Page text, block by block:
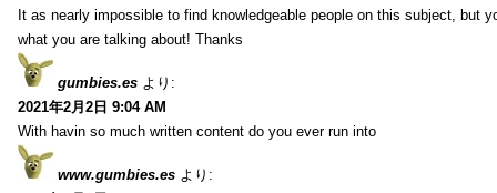
It as nearly impossible to find knowledgeable people on this subject, but
what you are talking about! Thanks
gumbies.es より:
2021年2月2日 9:04 AM
With havin so much written content do you ever run into
www.gumbies.es より: